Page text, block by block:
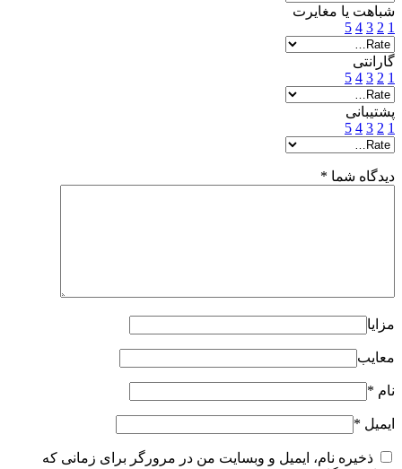
شباهت یا مغایرت
1
2
3
4
5
گارانتی
1
2
3
4
5
پشتیبانی
1
2
3
4
5
دیدگاه شما *
مزایا
معایب
نام *
ایمیل *
ذخیره نام، ایمیل و وبسایت من در مرورگر برای زمانی که